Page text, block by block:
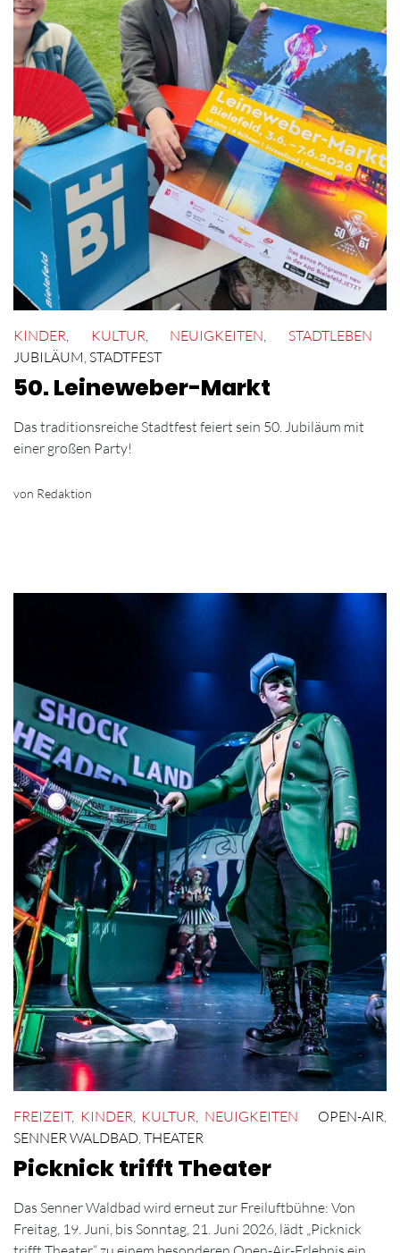
KINDER, KULTUR, NEUIGKEITEN, STADTLEBEN
JUBILÄUM,STADTFEST
50. Leineweber-Markt
Das traditionsreiche Stadtfest feiert sein 50. Jubiläum mit
einer großen Party!
von Redaktion
FREIZEIT, KINDER, KULTUR, NEUIGKEITEN OPEN-AIR,
SENNER WALDBAD,THEATER
Picknick trifft Theater
Das Senner Waldbad wird erneut zur Freiluftbühne: Von
Freitag, 19. Juni, bis Sonntag, 21. Juni 2026, lädt „Picknick